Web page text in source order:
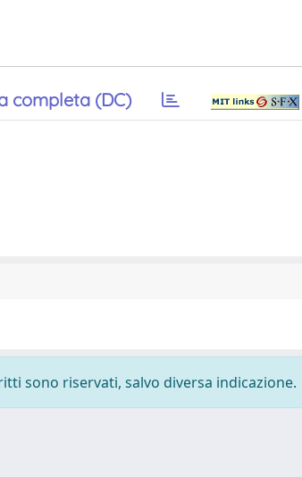
completa (DC)
sono riservati, salvo diversa indicazione.